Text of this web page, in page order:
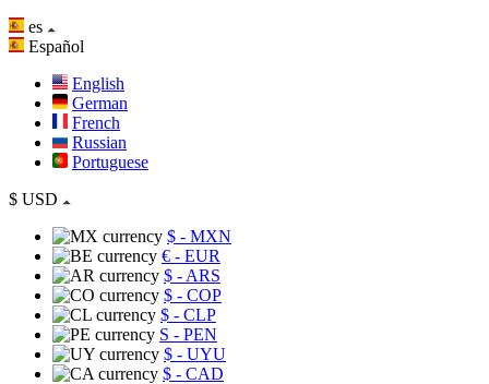
es
Español
English
German
French
Russian
Portuguese
$ USD
$ - MXN
€ - EUR
$ - ARS
$ - COP
$ - CLP
S - PEN
$ - UYU
$ - CAD